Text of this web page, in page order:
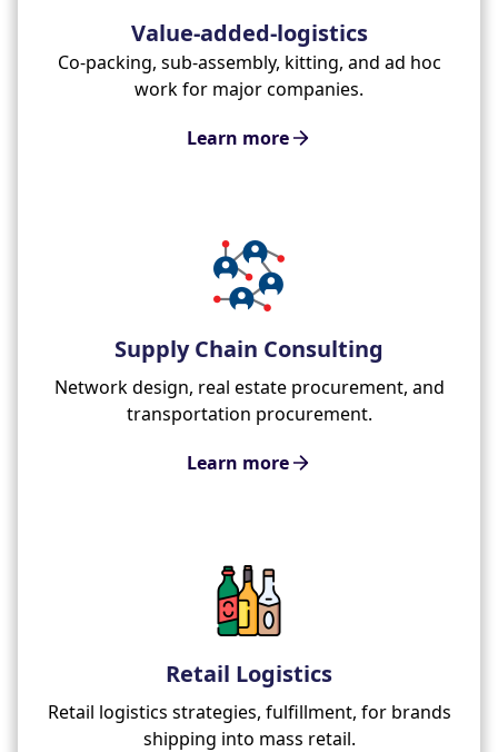
Value-added-logistics
Co-packing, sub-assembly, kitting, and ad hoc
work for major companies.
Learn more
Supply Chain Consulting
Network design, real estate procurement, and
transportation procurement.
Learn more
Retail Logistics
Retail logistics strategies, fulfillment, for brands
shipping into mass retail.